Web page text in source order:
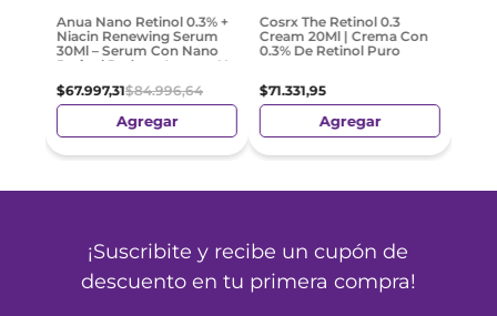
Anua Nano Retinol 0.3% +
Niacin Renewing Serum
30Ml – Serum Con Nano
Retinol Reduce Arrugas Y
$67.997,31$84.996,64
Agregar
Cosrx The Retinol 0.3
Cream 20Ml | Crema Con
0.3% De Retinol Puro
$71.331,95
Agregar
¡Suscribite y recibe un cupón de
descuento en tu primera compra!